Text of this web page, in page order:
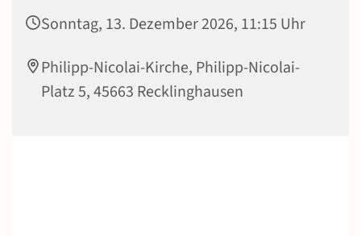
Sonntag, 13. Dezember 2026, 11:15 Uhr
Philipp-Nicolai-Kirche, Philipp-Nicolai-
Platz 5, 45663 Recklinghausen